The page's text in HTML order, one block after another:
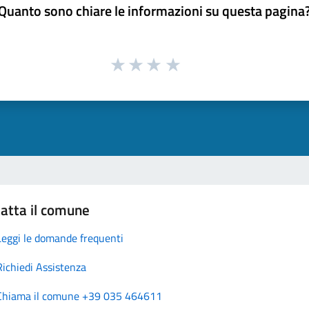
sono chiare le informazioni su questa
il comune
le domande frequenti
Assistenza
il comune +39 035 464611